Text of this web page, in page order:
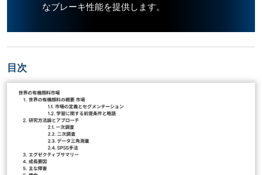
なブレーキ性能を提供します。
目次